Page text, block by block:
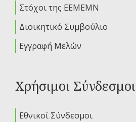
Στόχοι της ΕΕΜΕΜΝ
Διοικητικό Συμβούλιο
Εγγραφή Μελών
Χρήσιμοι Σύνδεσμοι
Εθνικοί Σύνδεσμοι